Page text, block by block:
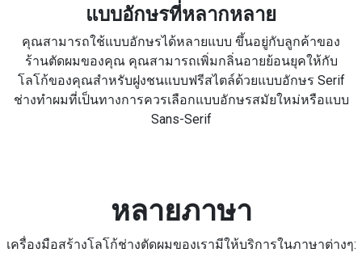
แบบอักษรที่หลากหลาย
คุณสามารถใช้แบบอักษรได้หลายแบบ ขึ้นอยู่กับลูกค้าของ
ร้านตัดผมของคุณ คุณสามารถเพิ่มกลิ่นอายย้อนยุคให้กับ
โลโก้ของคุณสำหรับฝูงชนแบบฟรีสไตล์ด้วยแบบอักษร Serif
ช่างทำผมที่เป็นทางการควรเลือกแบบอักษรสมัยใหม่หรือแบบ
Sans-Serif
หลายภาษา
เครื่องมือสร้างโลโก้ช่างตัดผมของเรามีให้บริการในภาษาต่างๆ: